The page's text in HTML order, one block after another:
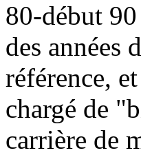
80-début
des années
référence,
chargé de
carrière de